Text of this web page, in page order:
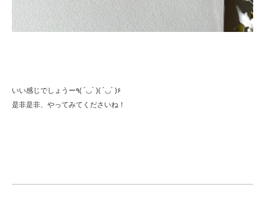
いい感じでしょうー٩( ´◡` )( ´◡` )۶
是非是非、やってみてくださいね！